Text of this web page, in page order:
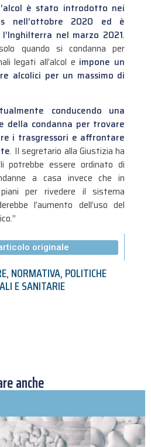
è stato introdotto nei
nell’ottobre 2020 ed è
nel marzo 2021.
quando si condanna per
legati all’alcol e impone un
alcolici per un massimo di
conducendo una
della condanna per trovare
i trasgressori e affrontare
. Il segretario alla Giustizia ha
potrebbe essere ordinato di
a casa invece che in
per rivedere il sistema
l’aumento dell’uso del
originale
,NORMATIVA,POLITICHE
E SANITARIE
anche